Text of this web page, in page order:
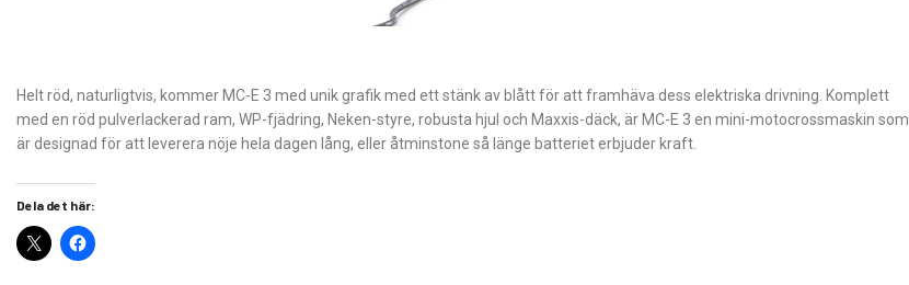
Helt röd, naturligtvis, kommer MC-E 3 med unik grafik med ett stänk av blått för att framhäva dess elektriska drivning. Komplett
med en röd pulverlackerad ram, WP-fjädring, Neken-styre, robusta hjul och Maxxis-däck, är MC-E 3 en mini-motocrossmaskin som
är designad för att leverera nöje hela dagen lång, eller åtminstone så länge batteriet erbjuder kraft.
Dela det här: